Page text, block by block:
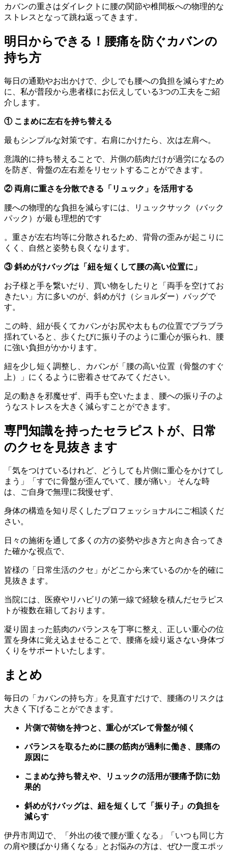
カバンの重さはダイレクトに腰の関節や椎間板への物理的な
ストレスとなって跳ね返ってきます。
明日からできる！腰痛を防ぐカバンの
持ち方
毎日の通勤やお出かけで、少しでも腰への負担を減らすため
に、私が普段から患者様にお伝えしている3つの工夫をご紹
介します。
① こまめに左右を持ち替える
最もシンプルな対策です。右肩にかけたら、次は左肩へ。
意識的に持ち替えることで、片側の筋肉だけが過労になるの
を防ぎ、骨盤の左右差をリセットすることができます。
② 両肩に重さを分散できる「リュック」を活用する
腰への物理的な負担を減らすには、リュックサック（バック
パック）が最も理想的です
。重さが左右均等に分散されるため、背骨の歪みが起こりに
くく、自然と姿勢も良くなります。
③ 斜めがけバッグは「紐を短くして腰の高い位置に」
お子様と手を繋いだり、買い物をしたりと「両手を空けてお
きたい」方に多いのが、斜めがけ（ショルダー）バッグで
す。
この時、紐が長くてカバンがお尻や太ももの位置でブラブラ
揺れていると、歩くたびに振り子のように重心が振られ、腰
に強い負担がかかります。
紐を少し短く調整し、カバンが「腰の高い位置（骨盤のすぐ
上）」にくるように密着させてみてください。
足の動きを邪魔せず、両手も空いたまま、腰への振り子のよ
うなストレスを大きく減らすことができます。
専門知識を持ったセラピストが、日常
のクセを見抜きます
「気をつけているけれど、どうしても片側に重心をかけてし
まう」「すでに骨盤が歪んでいて、腰が痛い」 そんな時
は、ご自身で無理に我慢せず、
身体の構造を知り尽くしたプロフェッショナルにご相談くだ
さい。
日々の施術を通して多くの方の姿勢や歩き方と向き合ってき
た確かな視点で、
皆様の「日常生活のクセ」がどこから来ているのかを的確に
見抜きます。
当院には、医療やリハビリの第一線で経験を積んだセラピス
トが複数在籍しております。
凝り固まった筋肉のバランスを丁寧に整え、正しい重心の位
置を身体に覚え込ませることで、腰痛を繰り返さない身体づ
くりをサポートいたします。
まとめ
毎日の「カバンの持ち方」を見直すだけで、腰痛のリスクは
大きく下げることができます。
片側で荷物を持つと、重心がズレて骨盤が傾く
バランスを取るために腰の筋肉が過剰に働き、腰痛の
原因に
こまめな持ち替えや、リュックの活用が腰痛予防に効
果的
斜めがけバッグは、紐を短くして「振り子」の負担を
減らす
伊丹市周辺で、「外出の後で腰が重くなる」「いつも同じ方
の肩や腰ばかり痛くなる」とお悩みの方は、ぜひ一度エポッ